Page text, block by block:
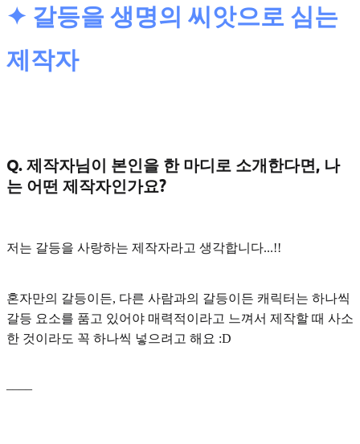
✦ 갈등을 생명의 씨앗으로 심는
제작자
Q. 제작자님이 본인을 한 마디로 소개한다면, 나
는 어떤 제작자인가요?
저는 갈등을 사랑하는 제작자라고 생각합니다...!!
혼자만의 갈등이든, 다른 사람과의 갈등이든 캐릭터는 하나씩
갈등 요소를 품고 있어야 매력적이라고 느껴서 제작할 때 사소
한 것이라도 꼭 하나씩 넣으려고 해요 :D